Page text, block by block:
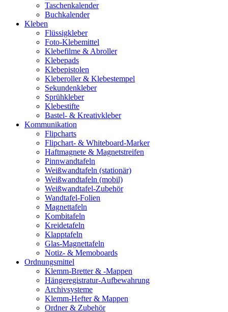
Taschenkalender
Buchkalender
Kleben
Flüssigkleber
Foto-Klebemittel
Klebefilme & Abroller
Klebepads
Klebepistolen
Kleberoller & Klebestempel
Sekundenkleber
Sprühkleber
Klebestifte
Bastel- & Kreativkleber
Kommunikation
Flipcharts
Flipchart- & Whiteboard-Marker
Haftmagnete & Magnetstreifen
Pinnwandtafeln
Weißwandtafeln (stationär)
Weißwandtafeln (mobil)
Weißwandtafel-Zubehör
Wandtafel-Folien
Magnettafeln
Kombitafeln
Kreidetafeln
Klapptafeln
Glas-Magnettafeln
Notiz- & Memoboards
Ordnungsmittel
Klemm-Bretter & -Mappen
Hängeregistratur-Aufbewahrung
Archivsysteme
Klemm-Hefter & Mappen
Ordner & Zubehör